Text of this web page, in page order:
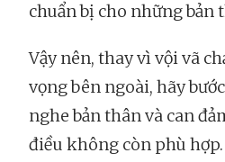
chuẩn bị cho những bản
Vậy nên, thay vì vội vã
vọng bên ngoài, hãy
nghe bản thân và can
điều không còn phù